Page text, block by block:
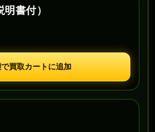
書付）
買取カートに追加